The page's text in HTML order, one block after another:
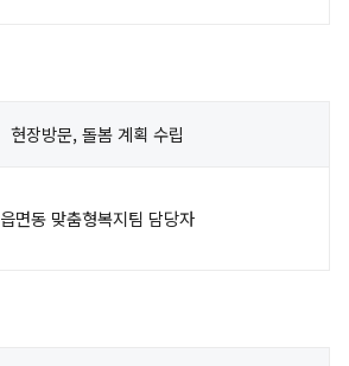
현장방문,돌봄 계획 수립
읍면동 맞춤형복지팀 담당자